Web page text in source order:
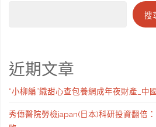
搜
近期文章
“小柳編”織甜心查包養網成年夜財產_中
秀傳醫院勞檢japan(日本)科研投資翻倍